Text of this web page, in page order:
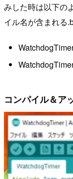
みした時は以下の
イル名が含まれる
コンパイル＆ア